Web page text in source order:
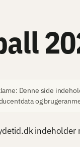
Denne side
og
indeholder